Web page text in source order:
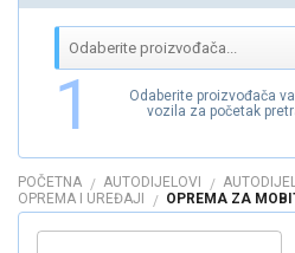
1
Odaberite proizvođača
vozila za početak
POČETNA / AUTODIJELOVI /
OPREMA I UREĐAJI
/ OPREMA ZA